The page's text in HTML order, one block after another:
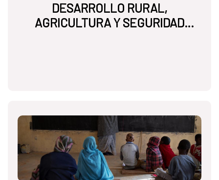
DESARROLLO RURAL,
AGRICULTURA Y SEGURIDAD